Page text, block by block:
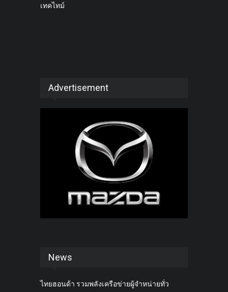
เทคไทม์
Advertisement
News
ไทยฮอนด้า รวมพลังเครือข่ายผู้จำหน่ายทั่ว